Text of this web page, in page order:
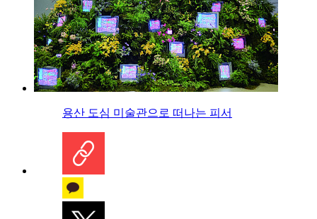
용산 도심 미술관으로 떠나는 피서